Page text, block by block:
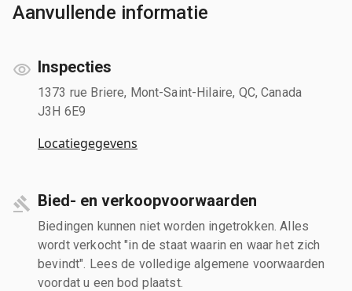
Aanvullende informatie
Inspecties
1373 rue Briere, Mont-Saint-Hilaire, QC, Canada
J3H 6E9
Locatiegegevens
Bied- en verkoopvoorwaarden
Biedingen kunnen niet worden ingetrokken. Alles
wordt verkocht "in de staat waarin en waar het zich
bevindt". Lees de volledige algemene voorwaarden
voordat u een bod plaatst.